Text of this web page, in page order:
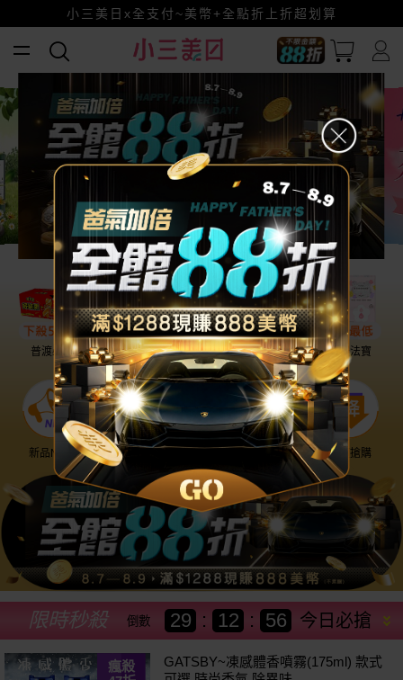
賺美幣~換好禮~立即換GO~
小三美日x全支付~美幣+全點折上折超划算
普渡必備 話題保養 盛夏提案 雨天法寶
新品NEW 降價搶購
今日必搶
限時秒殺 倒數 29 : 12 : 53
瘋殺
GATSBY~凍感體香噴霧(175ml) 款式